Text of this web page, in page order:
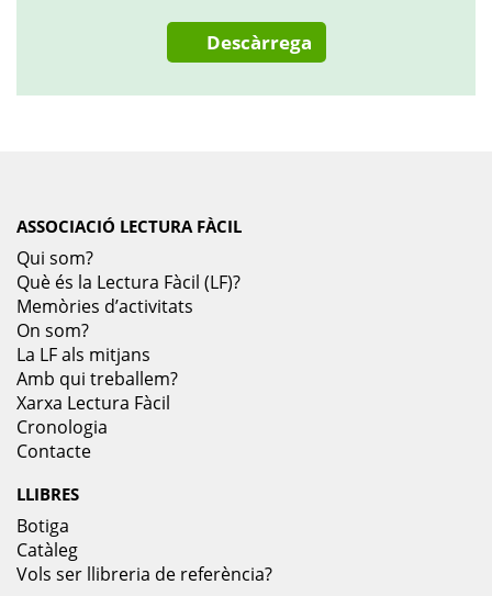
Descàrrega
ASSOCIACIÓ LECTURA FÀCIL
Qui som?
Què és la Lectura Fàcil (LF)?
Memòries d’activitats
On som?
La LF als mitjans
Amb qui treballem?
Xarxa Lectura Fàcil
Cronologia
Contacte
LLIBRES
Botiga
Catàleg
Vols ser llibreria de referència?